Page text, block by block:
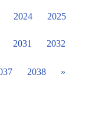
2024 2025
2031 2032
2038 »